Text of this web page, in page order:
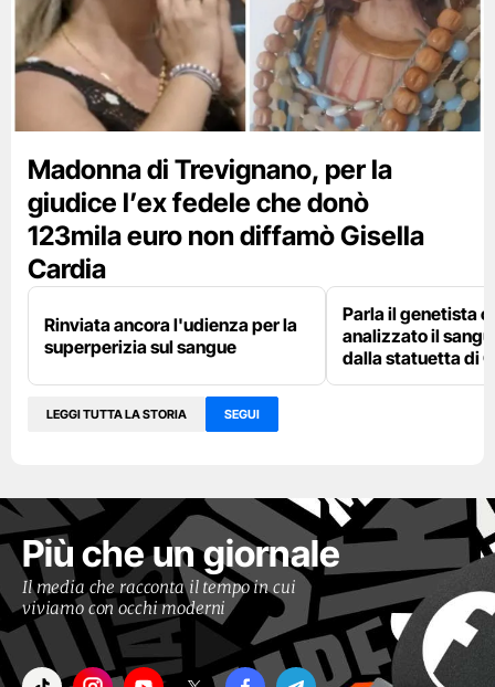
Madonna di Trevignano, per la
giudice l’ex fedele che donò
123mila euro non diffamò Gisella
Cardia
Rinviata ancora l'udienza per la
superperizia sul sangue
Parla il genetista
analizzato il
dalla statuetta di
LEGGI TUTTA LA STORIA SEGUI
Più che un giornale
Il media che racconta il tempo in cui
viviamo con occhi moderni